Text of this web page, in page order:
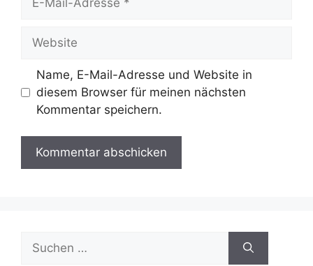
Mail-
Name, E-Mail-Adresse und Website in
diesem Browser für meinen nächsten
Kommentar speichern.
Suche
nach: